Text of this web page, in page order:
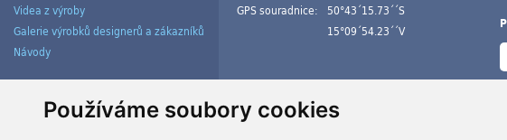
Používáme soubory cookies
Videa z výroby
Galerie výrobků designerů a zákazníků
Návody
GPS souradnice:
50°43´15.73´´S
15°09´54.23´´V